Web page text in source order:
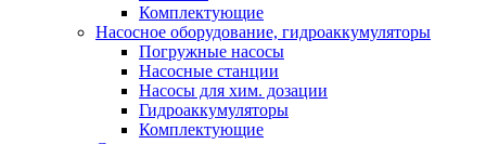
Комплектующие
Насосное оборудование, гидроаккумуляторы
Погружные насосы
Насосные станции
Насосы для хим. дозации
Гидроаккумуляторы
Комплектующие